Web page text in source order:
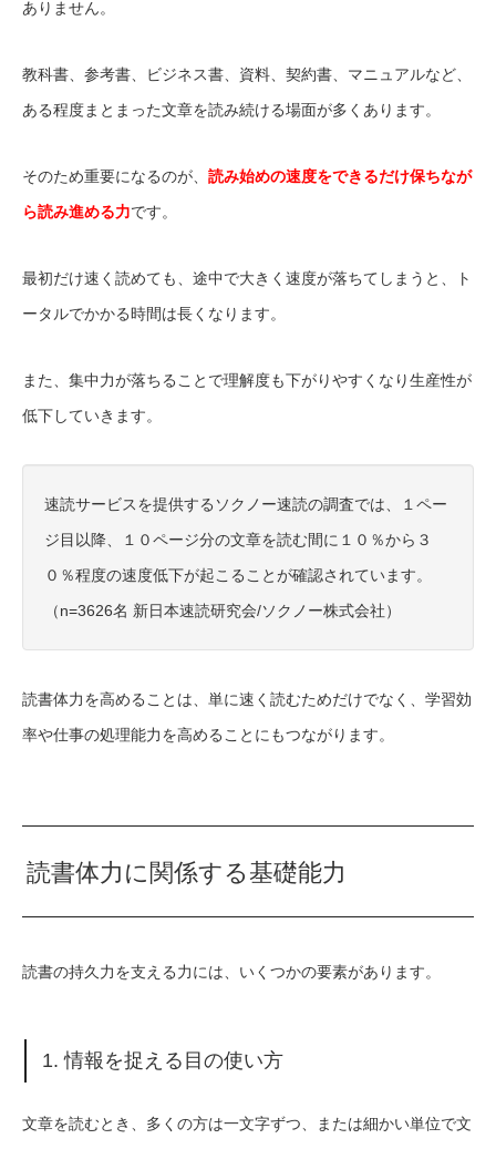
ありません。
教科書、参考書、ビジネス書、資料、契約書、マニュアルなど、
ある程度まとまった文章を読み続ける場面が多くあります。
そのため重要になるのが、 読み始めの速度をできるだけ保ちなが
ら読み進める力です。
最初だけ速く読めても、途中で大きく速度が落ちてしまうと、ト
ータルでかかる時間は長くなります。
また、集中力が落ちることで理解度も下がりやすくなり生産性が
低下していきます。
速読サービスを提供するソクノー速読の調査では、１ペー
ジ目以降、１０ページ分の文章を読む間に１０％から３
０％程度の速度低下が起こることが確認されています。
（n=3626名 新日本速読研究会/ソクノー株式会社）
読書体力を高めることは、単に速く読むためだけでなく、学習効
率や仕事の処理能力を高めることにもつながります。
読書体力に関係する基礎能力
読書の持久力を支える力には、いくつかの要素があります。
1. 情報を捉える目の使い方
文章を読むとき、多くの方は一文字ずつ、または細かい単位で文